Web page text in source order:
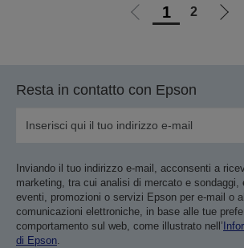
Vai
1 2
Vai
Resta in contatto con Epson
Inviando il tuo indirizzo e-mail, acconsenti a
marketing, tra cui analisi di mercato e sondaggi,
eventi, promozioni o servizi Epson per e-mail o
comunicazioni elettroniche, in base alle tue
comportamento sul web, come illustrato nell’
di Epson.